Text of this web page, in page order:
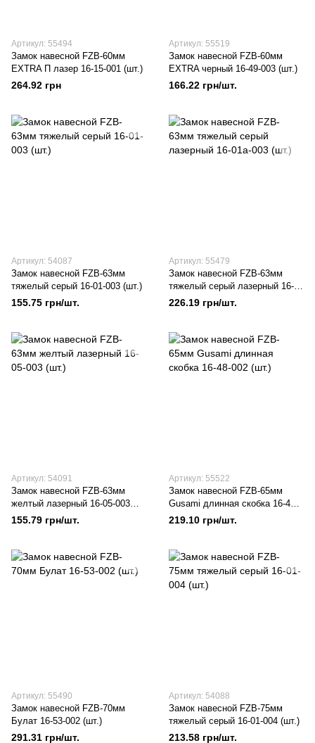
Артикул: 55494
Замок навесной FZB-60мм
EXTRA П лазер 16-15-001 (шт.)
264.92 грн
Артикул: 55519
Замок навесной FZB-60мм
EXTRA черный 16-49-003 (шт.)
166.22 грн/шт.
Артикул: 54087
Замок навесной FZB-63мм
тяжелый серый 16-01-003 (шт.)
155.75 грн/шт.
Артикул: 55479
Замок навесной FZB-63мм
тяжелый серый лазерный 16-
01а-003 (шт.)
226.19 грн/шт.
Артикул: 54091
Замок навесной FZB-63мм
желтый лазерный 16-05-003
(шт.)
155.79 грн/шт.
Артикул: 55522
Замок навесной FZB-65мм
Gusami длинная скобка 16-48-
002 (шт.)
219.10 грн/шт.
Артикул: 55490
Замок навесной FZB-70мм
Булат 16-53-002 (шт.)
291.31 грн/шт.
Артикул: 54088
Замок навесной FZB-75мм
тяжелый серый 16-01-004 (шт.)
213.58 грн/шт.